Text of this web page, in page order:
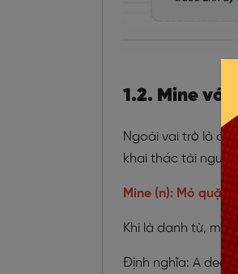
1.2. Mine với
Ngoài vai trò là
khai thác tài
Mine (n): Mỏ quặng
Khi là danh từ,
Định nghĩa: A deep